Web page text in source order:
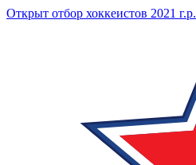
Открыт отбор хоккеистов 2021 г.р.